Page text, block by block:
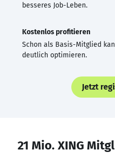
besseres Job-Leben.
Kostenlos profitieren
Schon als Basis-Mitglied
deutlich optimieren.
Jetzt
21 Mio. XING